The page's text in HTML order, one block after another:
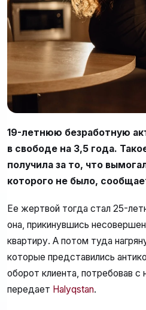
19-летнюю безработную
в свободе на 3,5 года.
получила за то, что
которого не было,
Ее жертвой тогда стал 25-
она, прикинувшись
квартиру. А потом туда
которые представились
оборот клиента, потребовав с
передает Halyqstan.